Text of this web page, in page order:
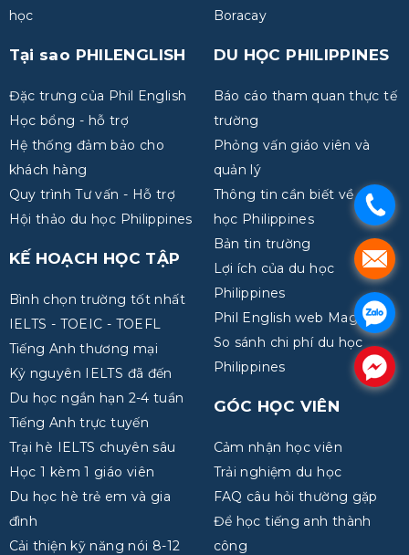
học
Tại sao PHILENGLISH
Đặc trưng của Phil English
Học bổng - hỗ trợ
Hệ thống đảm bảo cho
khách hàng
Quy trình Tư vấn - Hỗ trợ
Hội thảo du học Philippines
KẾ HOẠCH HỌC TẬP
Bình chọn trường tốt nhất
IELTS - TOEIC - TOEFL
Tiếng Anh thương mại
Kỷ nguyên IELTS đã đến
Du học ngắn hạn 2-4 tuần
Tiếng Anh trực tuyến
Trại hè IELTS chuyên sâu
Học 1 kèm 1 giáo viên
Du học hè trẻ em và gia
đình
Cải thiện kỹ năng nói 8-12
Boracay
DU HỌC PHILIPPINES
Báo cáo tham quan thực tế
trường
Phỏng vấn giáo viên và
quản lý
Thông tin cần biết về du
học Philippines
Bản tin trường
Lợi ích của du học
Philippines
Phil English web Magazine
So sánh chi phí du học
Philippines
GÓC HỌC VIÊN
Cảm nhận học viên
Trải nghiệm du học
FAQ câu hỏi thường gặp
Để học tiếng anh thành
công
.
.
.
.